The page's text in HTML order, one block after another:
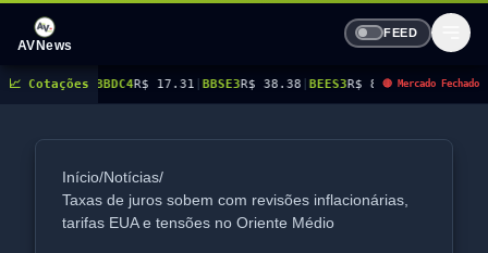
AVNews
FEED
📈 Cotações
R$ 17.31|BBSE3R$ 38.38|BEES3R$ 8.78|BEES4R$ 9.16 BMGB4R$ 5.21|
🔴 Mercado Fechado
Início/Notícias/
Taxas de juros sobem com revisões inflacionárias,
tarifas EUA e tensões no Oriente Médio